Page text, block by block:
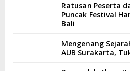
Ratusan Peserta
Puncak Festival
Bali
Mengenang
AUB Surakarta,